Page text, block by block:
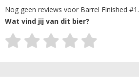
Nog geen reviews voor Barrel Finished #1.
Wat vind jij van dit bier?